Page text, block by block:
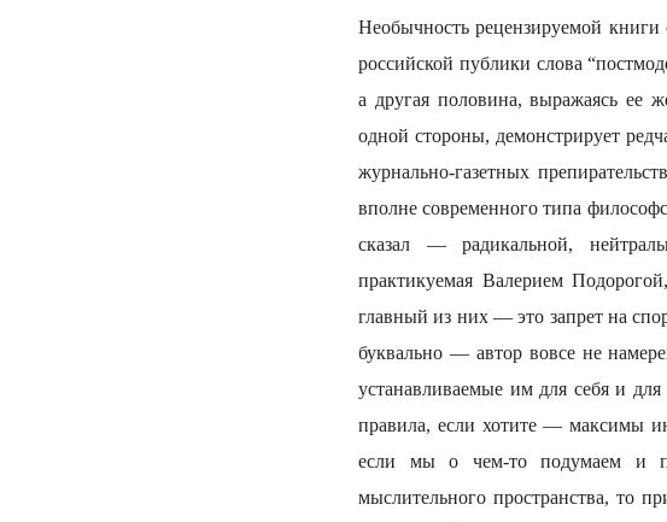
Необычность рецензируемой
российской публики слова
а другая половина, выражаясь ее
одной стороны, демонстрирует
журнально-газетных
вполне современного типа
сказал — радикальной,
практикуемая Валерием
главный из них — это запрет на
буквально — автор вовсе не
устанавливаемые им для себя и для
правила, если хотите — максимы
если мы о чем-то подумаем и
мыслительного пространства, то